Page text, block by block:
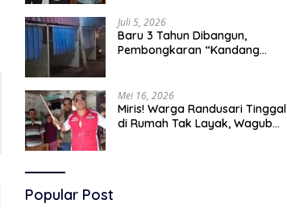
Juli 5, 2026
Baru 3 Tahun Dibangun,
Pembongkaran “Kandang
Mei 16, 2026
Miris! Warga Randusari Tinggal
di Rumah Tak Layak, Wagub
Popular Post